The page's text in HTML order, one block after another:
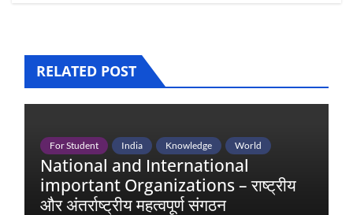
RELATED POST
For Student India Knowledge World
National and International
important Organizations – राष्ट्रीय
और अंतर्राष्ट्रीय महत्वपूर्ण संगठन